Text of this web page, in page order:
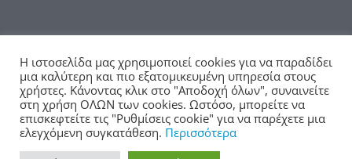
Απεγγραφή από Newsletter
© Copyright 2020 - 2026 | ΔΠΘ
Η ιστοσελίδα μας χρησιμοποιεί cookies για να παραδίδει
μια καλύτερη και πιο εξατομικευμένη υπηρεσία στους
χρήστες. Κάνοντας κλικ στο "Αποδοχή όλων", συναινείτε
στη χρήση ΟΛΩΝ των cookies. Ωστόσο, μπορείτε να
επισκεφτείτε τις "Ρυθμίσεις cookie" για να παρέχετε μια
ελεγχόμενη συγκατάθεση. Περισσότερα